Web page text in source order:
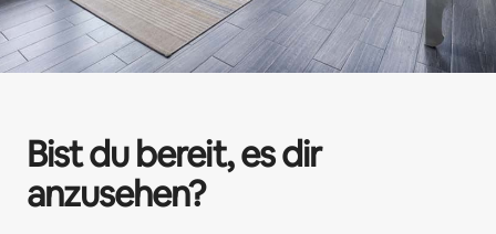
Bist du bereit, es dir
anzusehen?